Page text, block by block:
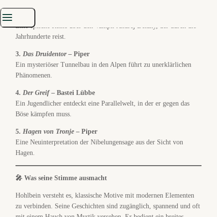
Eine epische Reihe über den Vampir Andrej Delãny, der durch die
Jahrhunderte reist.
3. Das Druidentor– Piper
Ein mysteriöser Tunnelbau in den Alpen führt zu unerklärlichen
Phänomenen.
4. Der Greif– Bastei Lübbe
Ein Jugendlicher entdeckt eine Parallelwelt, in der er gegen das
Böse kämpfen muss.
5. Hagen von Tronje – Piper
Eine Neuinterpretation der Nibelungensage aus der Sicht von
Hagen.
🎤 Was seine Stimme ausmacht
Hohlbein versteht es, klassische Motive mit modernen Elementen
zu verbinden. Seine Geschichten sind zugänglich, spannend und oft